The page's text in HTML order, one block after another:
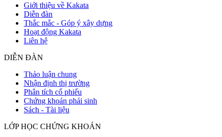
Giới thiệu về Kakata
Diễn đàn
Thắc mắc - Góp ý xây dựng
Hoạt động Kakata
Liên hệ
DIỄN ĐÀN
Thảo luận chung
Nhận định thị trường
Phân tích cổ phiếu
Chứng khoán phái sinh
Sách - Tài liệu
LỚP HỌC CHỨNG KHOÁN